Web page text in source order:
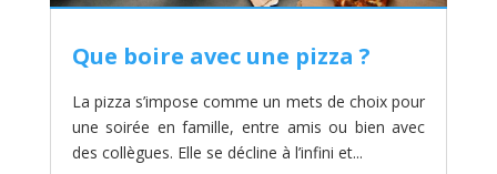
Que boire avec une pizza ?
La pizza s’impose comme un mets de choix pour
une soirée en famille, entre amis ou bien avec
des collègues. Elle se décline à l’infini et...